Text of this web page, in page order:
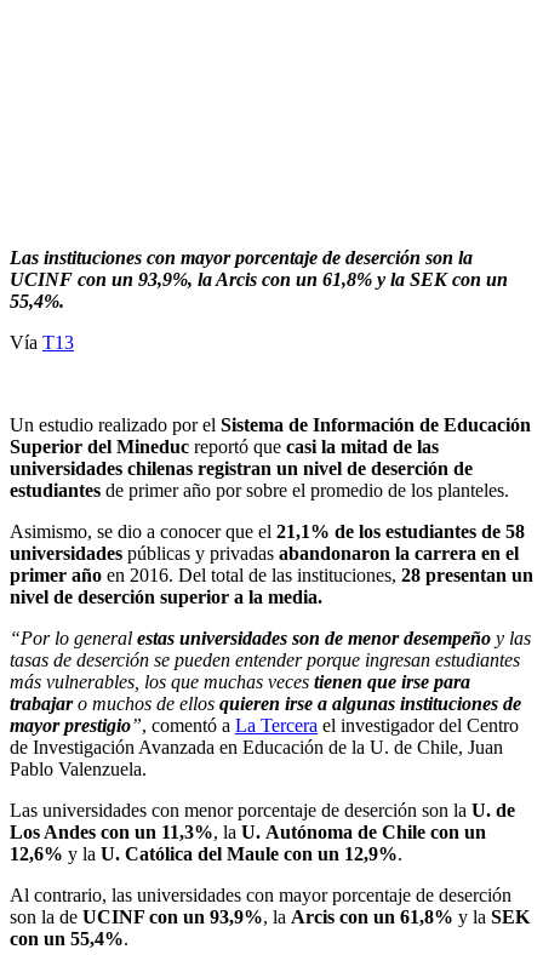
Las instituciones con mayor porcentaje de deserción son la
UCINF con un 93,9%, la Arcis con un 61,8% y la SEK con un
55,4%.
Vía T13
Un estudio realizado por el Sistema de Información de Educación
Superior del Mineduc reportó que casi la mitad de las
universidades chilenas registran un nivel de deserción de
estudiantes de primer año por sobre el promedio de los planteles.
Asimismo, se dio a conocer que el 21,1% de los estudiantes de 58
universidades públicas y privadas abandonaron la carrera en el
primer año en 2016. Del total de las instituciones, 28 presentan un
nivel de deserción superior a la media.
“Por lo general estas universidades son de menor desempeño y las
tasas de deserción se pueden entender porque ingresan estudiantes
más vulnerables, los que muchas veces tienen que irse para
trabajaro muchos de ellos quieren irse a algunas instituciones de
mayor prestigio”, comentó a La Tercera el investigador del Centro
de Investigación Avanzada en Educación de la U. de Chile, Juan
Pablo Valenzuela.
Las universidades con menor porcentaje de deserción son la U. de
Los Andes con un 11,3%, la U. Autónoma de Chile con un
12,6% y la U. Católica del Maule con un 12,9%.
Al contrario, las universidades con mayor porcentaje de deserción
son la de UCINF con un 93,9%, la Arcis con un 61,8% y la SEK
con un 55,4%.